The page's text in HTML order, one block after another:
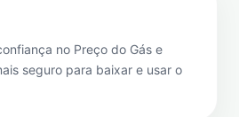
no Preço do Gás e
seguro para baixar e usar o